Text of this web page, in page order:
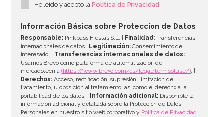
AÑADIR
He leído y acepto laPolítica de Privacidad
Información Básica sobre Protección de Datos
Responsable: Pinkbass Fiestas S.L. | Finalidad: Transferencias
internacionales de datos |
Legitimación: Consentimiento del
interesado. | Transferencias internacionales de datos:
Usamos Brevo como plataforma de automatización de
mercadotecnia(https://www.brevo.com/es/legal/termsofuse/). |
Derechos: Acceso, rectificación, supresión, limitación de
tratamiento, u oposición al tratamiento, así como el derecho a la
portabilidad de los datos. |
Información adicional: Disponible la
información adicional y detallada sobre la Protección de Datos
Personales en nuestro sitio web corporativo y Política de Privacidad.